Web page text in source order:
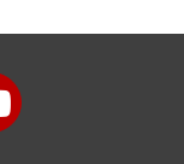
Anfrage